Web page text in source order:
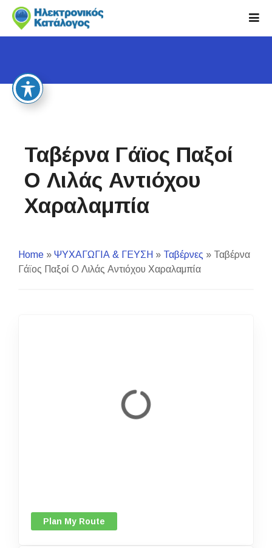
i
Ταβέρνα Γάϊος Παξοί
Ο Λιλάς Αντιόχου
Χαραλαμπία
Home » ΨΥΧΑΓΩΓΙΑ & ΓΕΥΣΗ » Ταβέρνες » Ταβέρνα
Γάϊος Παξοί Ο Λιλάς Αντιόχου Χαραλαμπία
Plan My Route